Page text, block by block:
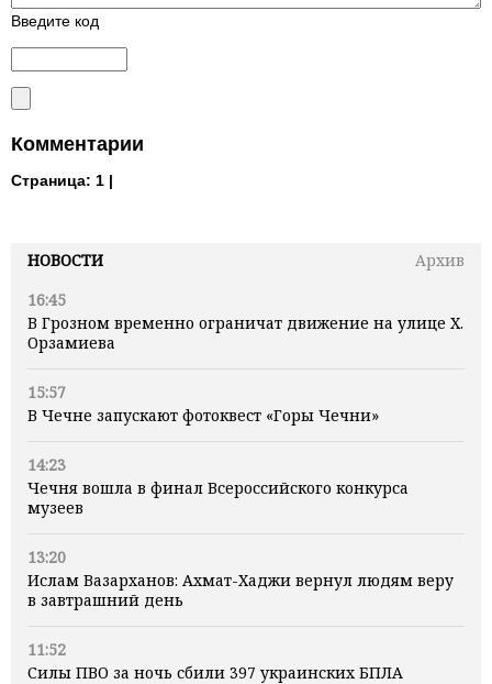
НОВОСТИ
Архив
16:45
В Грозном временно ограничат движение на улице Х.
Орзамиева
15:57
В Чечне запускают фотоквест «Горы Чечни»
14:23
Чечня вошла в финал Всероссийского конкурса
музеев
13:20
Ислам Вазарханов: Ахмат-Хаджи вернул людям веру
в завтрашний день
11:52
Силы ПВО за ночь сбили 397 украинских БПЛА
Введите код
Комментарии
Страница: 1 |